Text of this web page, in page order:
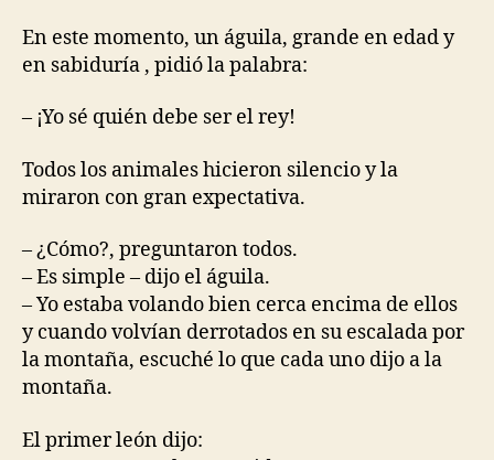
En este momento, un águila, grande en edad y
en sabiduría , pidió la palabra:
– ¡Yo sé quién debe ser el rey!
Todos los animales hicieron silencio y la
miraron con gran expectativa.
– ¿Cómo?, preguntaron todos.
– Es simple – dijo el águila.
– Yo estaba volando bien cerca encima de ellos
y cuando volvían derrotados en su escalada por
la montaña, escuché lo que cada uno dijo a la
montaña.
El primer león dijo: